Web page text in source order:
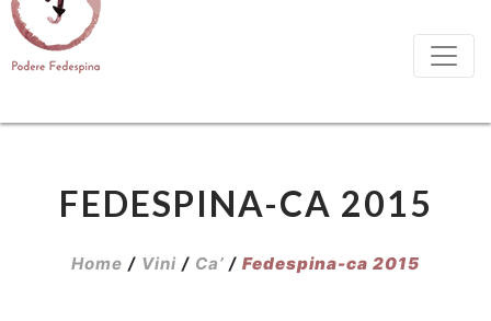
FEDESPINA-CA 2015
Home / Vini / Ca’ / Fedespina-ca 2015